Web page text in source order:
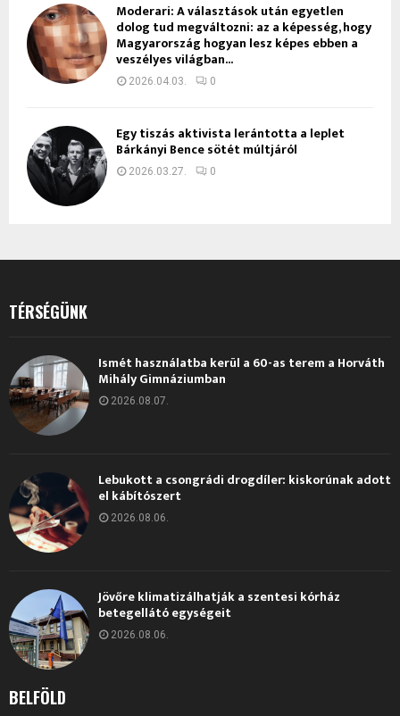
Moderari: A választások után egyetlen
dolog tud megváltozni: az a képesség, hogy
Magyarország hogyan lesz képes ebben a
veszélyes világban...
2026.04.03. 0
Egy tiszás aktivista lerántotta a leplet
Bárkányi Bence sötét múltjáról
2026.03.27. 0
TÉRSÉGÜNK
Ismét használatba kerül a 60-as terem a Horváth
Mihály Gimnáziumban
2026.08.07.
Lebukott a csongrádi drogdíler: kiskorúnak adott
el kábítószert
2026.08.06.
Jövőre klimatizálhatják a szentesi kórház
betegellátó egységeit
2026.08.06.
BELFÖLD